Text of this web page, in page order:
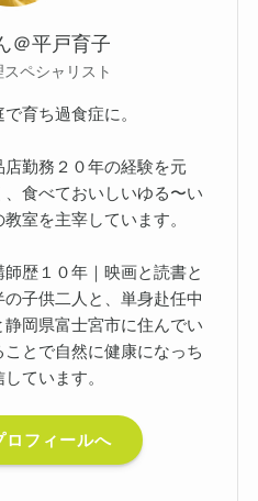
＠平戸育子
ペシャリスト
育ち過食症に。
勤務２０年の経験を元
食べておいしいゆる〜い
室を主宰しています。
歴１０年｜映画と読書と
子供二人と、単身赴任中
岡県富士宮市に住んでい
とで自然に健康になっち
ています。
ロフィールへ